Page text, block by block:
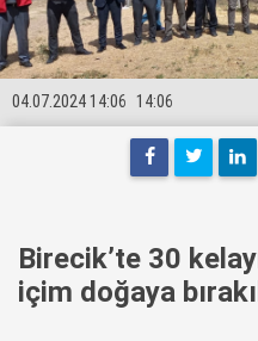
14:06
04.07.2024 14:06
Birecik’te 30
içim doğaya